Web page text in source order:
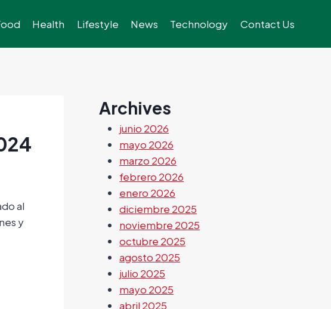
Health Lifestyle News Technology Contact Us
al
y
Archives
junio 2026
mayo 2026
marzo 2026
febrero 2026
enero 2026
diciembre 2025
noviembre 2025
octubre 2025
agosto 2025
julio 2025
mayo 2025
abril 2025